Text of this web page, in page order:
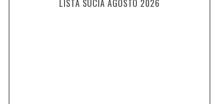
LISTA SUCIA AGOSTO 2026